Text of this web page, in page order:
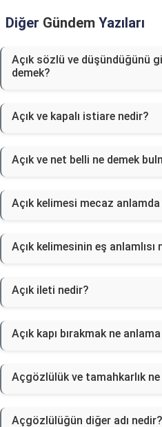
Diğer Gündem Yazıları
Açık sözlü ve düşündüğünü
demek?
Açık ve kapalı istiare nedir?
Açık ve net belli ne demek
Açık kelimesi mecaz anlamda
Açık kelimesinin eş anlamlısı
Açık ileti nedir?
Açık kapı bırakmak ne
Açgözlülük ve tamahkarlık
Açgözlülüğün diğer adı nedir?